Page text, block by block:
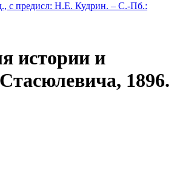
с предисл: Н.Е. Кудрин. – С.-Пб.:
истории и
1896.